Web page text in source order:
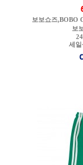
보보쇼즈,BOBO
보
세일